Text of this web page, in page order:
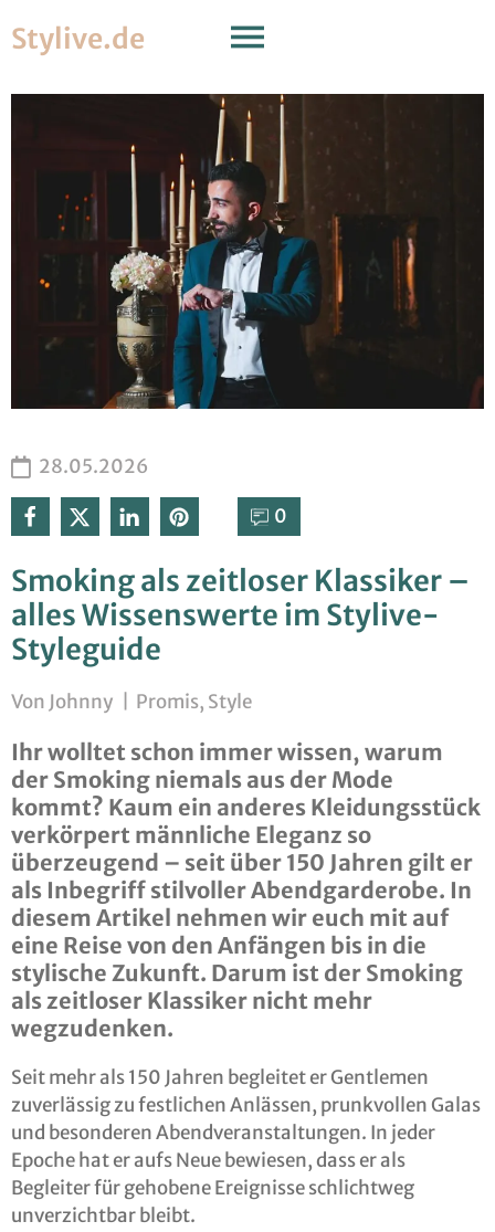
Stylive.de
28.05.2026
0⁣
Smoking als zeitloser Klassiker –
alles Wissenswerte im Stylive-
Styleguide
Von Johnny Promis, Style
Ihr wolltet schon immer wissen, warum
der Smoking niemals aus der Mode
kommt? Kaum ein anderes Kleidungsstück
verkörpert männliche Eleganz so
überzeugend – seit über 150 Jahren gilt er
als Inbegriff stilvoller Abendgarderobe. In
diesem Artikel nehmen wir euch mit auf
eine Reise von den Anfängen bis in die
stylische Zukunft. Darum ist der Smoking
als zeitloser Klassiker nicht mehr
wegzudenken.
Seit mehr als 150 Jahren begleitet er Gentlemen
zuverlässig zu festlichen Anlässen, prunkvollen Galas
und besonderen Abendveranstaltungen. In jeder
Epoche hat er aufs Neue bewiesen, dass er als
Begleiter für gehobene Ereignisse schlichtweg
unverzichtbar bleibt.